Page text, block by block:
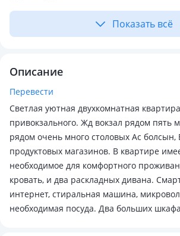
Показать всё
Описание
Перевести
Светлая уютная двухкомнатная
привокзального. Жд вокзал рядом пять
рядом очень много столовых Ас болсын,
продуктовых магазинов. В квартире
необходимое для комфортного
кровать, и два раскладных дивана.
интернет, стиральная машина,
необходимая посуда. Два больших